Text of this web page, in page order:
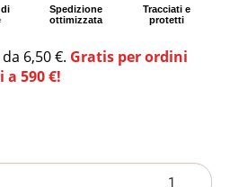
di
Spedizione
ottimizzata
Tracciati e
protetti
6,50 €. Gratis per ordini
590 €!